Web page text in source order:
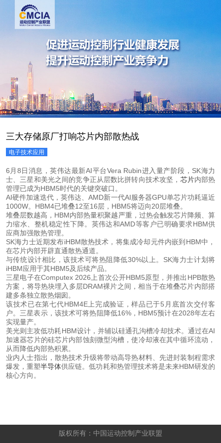
三大存储原厂打响芯片内部散热战
电子技术应用
6月8日消息，英伟达最新AI平台Vera Rubin进入量产阶段，SK海力
士、三星和美光之间的竞争正从层数比拼转向技术攻坚， 芯片内部热
管理已成为HBM5时代的关键突破口。
AI硬件加速迭代，英伟达、AMD新一代AI服务器GPU单芯片功耗逼近
1000W。HBM4已堆叠12至16层，HBM5将迈向20层堆叠。
堆叠层数越高，HBM内部热量积聚越严重，过热会触发芯片降频、算
力缩水、整机稳定性下降。英伟达和AMD等客户已明确要求HBM供
应商加强散热管理。
SK海力士近期发布iHBM散热技术，将集成冷却元件内嵌到HBM中，
在芯片内部开辟直通散热通道。
与传统设计相比，该技术可将热阻降低30%以上。SK海力士计划将
iHBM应用于其HBM5及后续产品。
三星电子在Computex 2026上首次公开HBM5原型，并推出HPB散热
方案，将导热块埋入多层DRAM裸片之间，相当于在堆叠芯片内部搭
建多条独立散热烟囱。
该技术已在第七代HBM4E上完成验证，样品已于5月底首次交付客
户。三星表示，该技术可将热阻降低16%，HBM5预计在2028年左右
实现量产。
美光则主攻低功耗HBM设计，并辅以硅通孔沟槽冷却技术。通过在AI
加速器芯片的硅芯片内部蚀刻微型沟槽，使冷却液在其中循环流动，
从而降低内部热积累。
业内人士指出，散热技术升级将带动高导热材料、先进封装制程需求
爆发，重塑半导体供应链。低功耗和热管理技术将是未来HBM研发的
核心方向。
版权所有：中国运动控制产业联盟